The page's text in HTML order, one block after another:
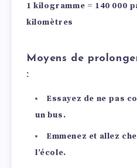
1 kilogramme = 140 000
kilomètres
Moyens de
:
Essayez de ne pas
un bus.
Emmenez et allez
l’école.